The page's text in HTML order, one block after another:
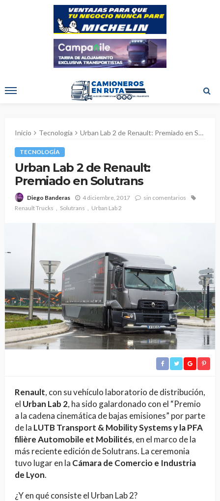
Inicio Tecnología Urban Lab 2 de Renault: Premiado en Solutrans
TECNOLOGÍA
Urban Lab 2 de Renault:
Premiado en Solutrans
Diego Banderas 4 diciembre, 2017
sin comentarios
Renault Trucks
Solutrans Urban Lab 2
Renault, con su vehículo laboratorio de distribución,
el Urban Lab 2, ha sido galardonado con el “Premio
a la cadena cinemática de bajas emisiones” por parte
de la LUTB Transport & Mobility Systems y la PFA
filière Automobile et Mobilités, en el marco de la
más reciente edición de Solutrans. La ceremonia
tuvo lugar en la Cámara de Comercio e Industria
de Lyon.
¿Y en qué consiste el Urban Lab 2?